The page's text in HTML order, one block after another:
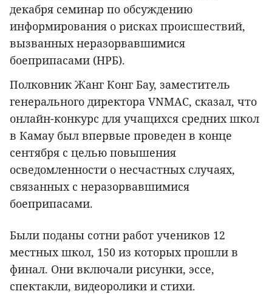
декабря семинар по обсуждению
информирования о рисках происшествий,
вызванных неразорвавшимися
боеприпасами (НРБ).
Полковник Жанг Конг Бау, заместитель
генерального директора VNMAC, сказал, что
онлайн-конкурс для учащихся средних школ
в Камау был впервые проведен в конце
сентября с целью повышения
осведомленности о несчастных случаях,
связанных с неразорвавшимися
боеприпасами.
Были поданы сотни работ учеников 12
местных школ, 150 из которых прошли в
финал. Они включали рисунки, эссе,
спектакли, видеоролики и стихи.